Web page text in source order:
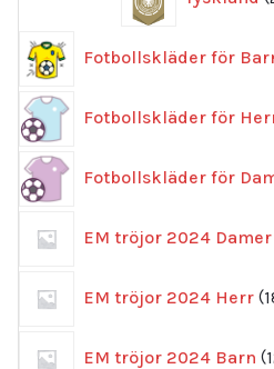
Fotbollskläder för
Fotbollskläder för
Fotbollskläder för
EM tröjor 2024 Damer
EM tröjor 2024 Herr
EM tröjor 2024 Barn